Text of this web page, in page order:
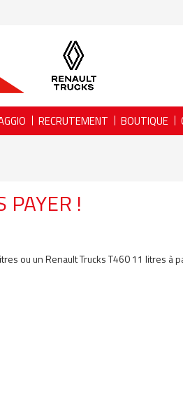
RECRUTEMENT BOUTIQUE
PAYER !
ou un Renault Trucks T460 11 litres à